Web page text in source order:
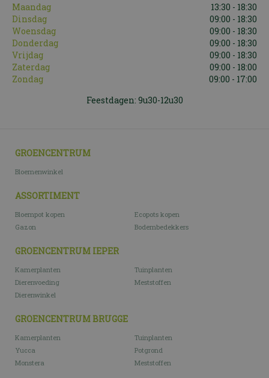
Maandag
13:30 - 18:30
Dinsdag
09:00 - 18:30
Woensdag
09:00 - 18:30
Donderdag
09:00 - 18:30
Vrijdag
09:00 - 18:30
Zaterdag
09:00 - 18:00
Zondag
09:00 - 17:00
Feestdagen: 9u30-12u30
GROENCENTRUM
Bloemenwinkel
ASSORTIMENT
Bloempot kopen
Ecopots kopen
Gazon
Bodembedekkers
GROENCENTRUM IEPER
Kamerplanten
Tuinplanten
Dierenvoeding
Meststoffen
Dierenwinkel
GROENCENTRUM BRUGGE
Kamerplanten
Tuinplanten
Yucca
Potgrond
Monstera
Meststoffen